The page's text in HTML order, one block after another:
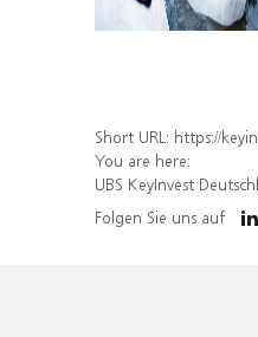
Short URL: https://keyinvest-
You are here:
UBS KeyInvest
Folgen Sie uns auf